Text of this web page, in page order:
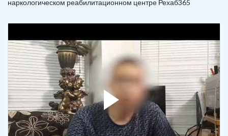
наркологическом реабилитационном центре Рехаб365